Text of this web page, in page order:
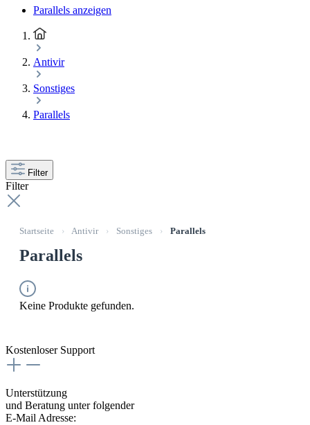
Parallels anzeigen
Antivir
Sonstiges
Parallels
Filter
Filter
Startseite › Antivir › Sonstiges › Parallels
Parallels
Keine Produkte gefunden.
Kostenloser Support
Unterstützung
und Beratung unter folgender
E-Mail Adresse: